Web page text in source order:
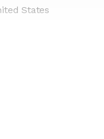
States